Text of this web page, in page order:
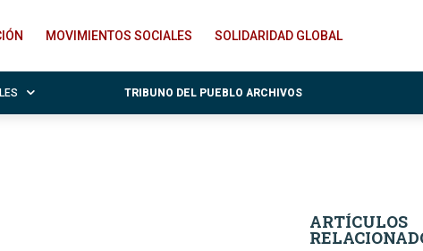
MOVIMIENTOS SOCIALES SOLIDARIDAD GLOBAL
TRIBUNO DEL PUEBLO ARCHIVOS
ARTÍCULOS